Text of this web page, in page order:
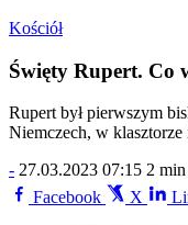
Kościół
Święty Rupert. Co
Rupert był pierwszym
Niemczech, w
- 27.03.2023 07:15 2
Facebook
X